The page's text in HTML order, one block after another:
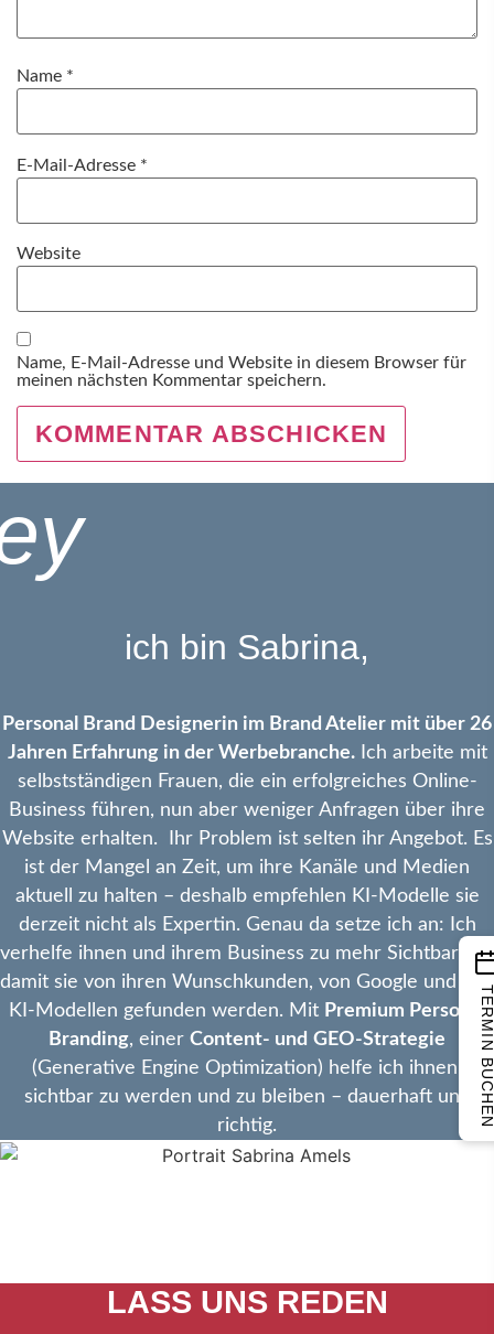
Name *
E-Mail-Adresse *
Website
Name, E-Mail-Adresse und Website in diesem Browser für
meinen nächsten Kommentar speichern.
ich bin Sabrina,
Personal Brand Designerin im Brand Atelier mit über 26
Jahren Erfahrung in der Werbebranche.Ich arbeite mit
selbstständigen Frauen, die ein erfolgreiches Online-
Business führen, nun aber weniger Anfragen über ihre
Website erhalten. Ihr Problem ist selten ihr Angebot. Es
ist der Mangel an Zeit, um ihre Kanäle und Medien
aktuell zu halten – deshalb empfehlen KI-Modelle sie
derzeit nicht als Expertin. Genau da setze ich an: Ich
verhelfe ihnen und ihrem Business zu mehr Sichtbarkeit,
damit sie von ihren Wunschkunden, von Google und von
KI-Modellen gefunden werden. Mit Premium Personal
Branding, einer Content- und GEO-Strategie
(Generative Engine Optimization) helfe ich ihnen,
sichtbar zu werden und zu bleiben – dauerhaft und
richtig.
LASS UNS REDEN
TERMIN